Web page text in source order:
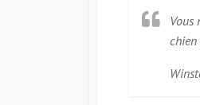
Vous